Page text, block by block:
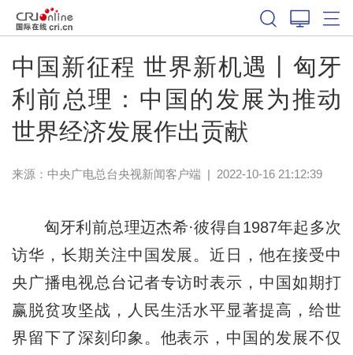
中国新征程 世界新机遇丨匈牙
利前总理：中国的发展为推动
世界经济发展作出贡献
来源： 中央广电总台央视新闻客户端 | 2022-10-16 21:12:39
匈牙利前总理迈杰希·彼得自1987年起多次
访华，长期关注中国发展。近日，他在接受中
央广播电视总台记者专访时表示，中国如期打
赢脱贫攻坚战，人民生活水平显著提高，给世
界留下了深刻印象。他表示，中国的发展不仅